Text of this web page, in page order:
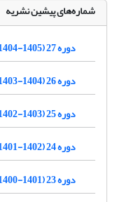
شماره‌های پیشین نشریه
دوره 27 (1405-1404)
دوره 26 (1404-1403)
دوره 25 (1403-1402)
دوره 24 (1402-1401)
دوره 23 (1401-1400)